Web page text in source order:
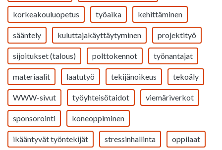
korkeakouluopetus työaika kehittäminen
sääntely kuluttajakäyttäytyminen projektityö
sijoitukset (talous) polttokennot työnantajat
materiaalit laatutyö tekijänoikeus tekoäly
WWW-sivut työyhteisötaidot viemäriverkot
sponsorointi koneoppiminen
ikääntyvät työntekijät stressinhallinta oppilaat